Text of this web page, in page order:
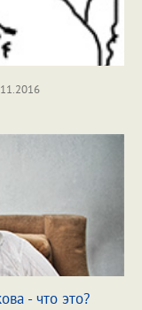
- что это?